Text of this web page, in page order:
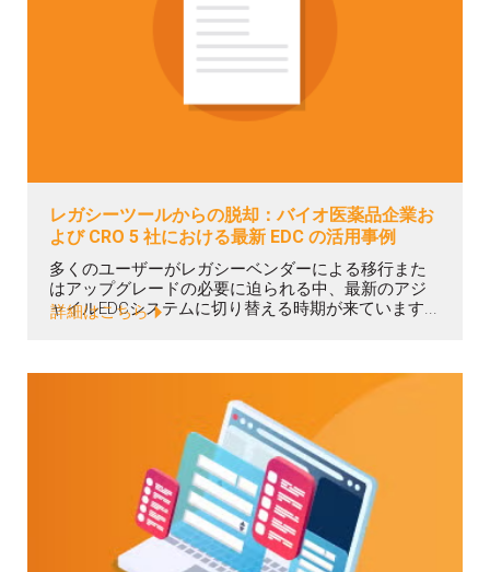
レガシーツールからの脱却：バイオ医薬品企業お
よび CRO 5 社における最新 EDC の活用事例
多くのユーザーがレガシーベンダーによる移行また
はアップグレードの必要に迫られる中、最新のアジ
ャイルEDCシステムに切り替える時期が来ています...
詳細はこちら